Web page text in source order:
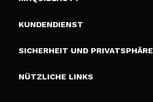
Über uns
Geschenkkarten
KUNDENDIENST
Liefer- und Versandkosten
Zahlung
SICHERHEIT UND PRIVATSPHÄRE
Bedingungen und Datenschutz
NÜTZLICHE LINKS